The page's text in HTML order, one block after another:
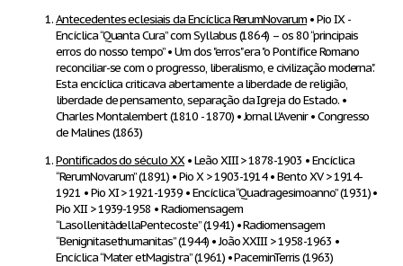
Antecedentes eclesiais da Encíclica RerumNovarum • Pio IX -
Encíclica “Quanta Cura” com Syllabus (1864) – os 80 “principais
erros do nosso tempo” • Um dos "erros" era "o Pontífice Romano
reconciliar-se com o progresso, liberalismo, e civilização moderna".
Esta encíclica criticava abertamente a liberdade de religião,
liberdade de pensamento, separação da Igreja do Estado. •
Charles Montalembert (1810 - 1870) • Jornal L’Avenir • Congresso
de Malines (1863)
Pontificados do século XX• Leão XIII > 1878-1903 • Encíclica
“RerumNovarum” (1891) • Pio X > 1903-1914 • Bento XV > 1914-
1921 • Pio XI > 1921-1939 • Encíclica “Quadragesimoanno” (1931) •
Pio XII > 1939-1958 • Radiomensagem
“LasollenitàdellaPentecoste” (1941) • Radiomensagem
“Benignitasethumanitas” (1944) • João XXIII > 1958-1963 •
Encíclica “Mater etMagistra” (1961) • PaceminTerris (1963)